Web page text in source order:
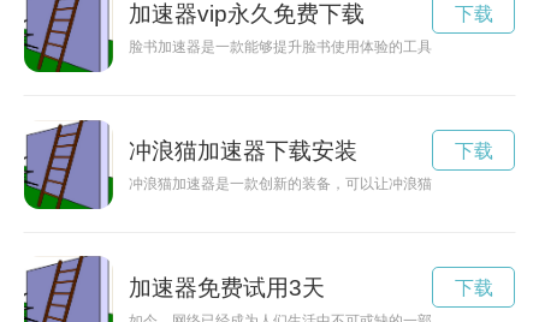
加速器vip永久免费下载
脸书加速器是一款能够提升脸书使用体验的工具，现在推出永
下载
冲浪猫加速器下载安装
冲浪猫加速器是一款创新的装备，可以让冲浪猫更快速地在海
下载
加速器免费试用3天 下载